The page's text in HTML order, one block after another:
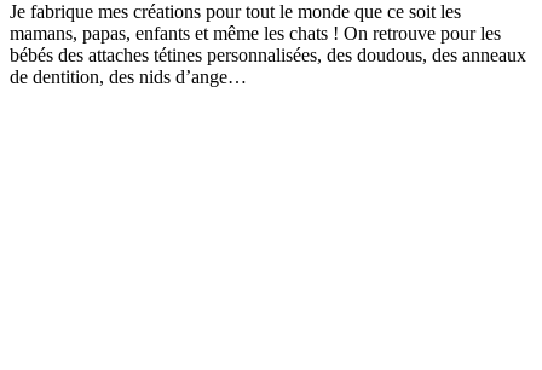
Je fabrique mes créations pour tout le monde que ce soit les
mamans, papas, enfants et même les chats ! On retrouve pour les
bébés des attaches tétines personnalisées, des doudous, des anneaux
de dentition, des nids d’ange…